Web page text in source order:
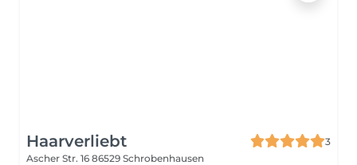
Haarverliebt
3
Ascher Str. 16 86529 Schrobenhausen